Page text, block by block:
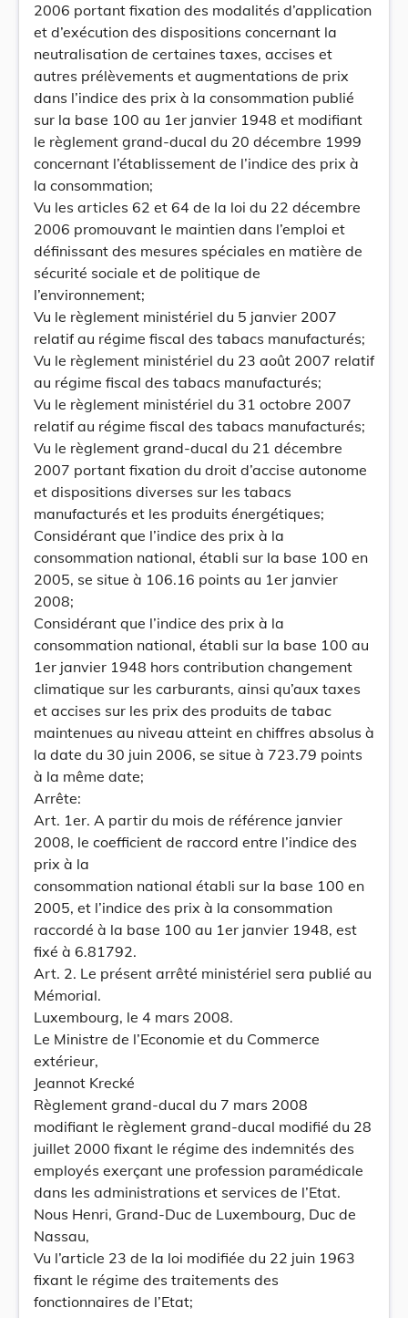
2006 portant fixation des modalités d’application
et d’exécution des dispositions concernant la
neutralisation de certaines taxes, accises et
autres prélèvements et augmentations de prix
dans l’indice des prix à la consommation publié
sur la base 100 au 1er janvier 1948 et modifiant
le règlement grand-ducal du 20 décembre 1999
concernant l’établissement de l’indice des prix à
la consommation;
Vu les articles 62 et 64 de la loi du 22 décembre
2006 promouvant le maintien dans l’emploi et
définissant des mesures spéciales en matière de
sécurité sociale et de politique de
l’environnement;
Vu le règlement ministériel du 5 janvier 2007
relatif au régime fiscal des tabacs manufacturés;
Vu le règlement ministériel du 23 août 2007 relatif
au régime fiscal des tabacs manufacturés;
Vu le règlement ministériel du 31 octobre 2007
relatif au régime fiscal des tabacs manufacturés;
Vu le règlement grand-ducal du 21 décembre
2007 portant fixation du droit d’accise autonome
et dispositions diverses sur les tabacs
manufacturés et les produits énergétiques;
Considérant que l’indice des prix à la
consommation national, établi sur la base 100 en
2005, se situe à 106.16 points au 1er janvier
2008;
Considérant que l’indice des prix à la
consommation national, établi sur la base 100 au
1er janvier 1948 hors contribution changement
climatique sur les carburants, ainsi qu’aux taxes
et accises sur les prix des produits de tabac
maintenues au niveau atteint en chiffres absolus à
la date du 30 juin 2006, se situe à 723.79 points
à la même date;
Arrête:
Art. 1er. A partir du mois de référence janvier
2008, le coefficient de raccord entre l’indice des
prix à la
consommation national établi sur la base 100 en
2005, et l’indice des prix à la consommation
raccordé à la base 100 au 1er janvier 1948, est
fixé à 6.81792.
Art. 2. Le présent arrêté ministériel sera publié au
Mémorial.
Luxembourg, le 4 mars 2008.
Le Ministre de l’Economie et du Commerce
extérieur,
Jeannot Krecké
Règlement grand-ducal du 7 mars 2008
modifiant le règlement grand-ducal modifié du 28
juillet 2000 fixant le régime des indemnités des
employés exerçant une profession paramédicale
dans les administrations et services de l’Etat.
Nous Henri, Grand-Duc de Luxembourg, Duc de
Nassau,
Vu l’article 23 de la loi modifiée du 22 juin 1963
fixant le régime des traitements des
fonctionnaires de l’Etat;